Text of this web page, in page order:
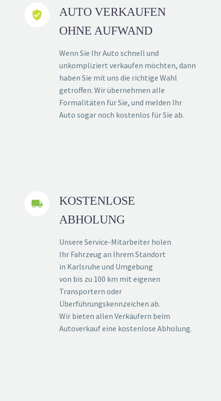


AUTO VERKAUFEN
OHNE AUFWAND
Wenn Sie Ihr Auto schnell und
unkompliziert verkaufen möchten, dann
haben Sie mit uns die richtige Wahl
getroffen. Wir übernehmen alle
Formalitäten für Sie, und melden Ihr
Auto sogar noch kostenlos für Sie ab.


KOSTENLOSE
ABHOLUNG
Unsere Service-Mitarbeiter holen
Ihr Fahrzeug an Ihrem Standort
in Karlsruhe und Umgebung
von bis zu 100 km mit eigenen
Transportern oder
Überführungskennzeichen ab.
Wir bieten allen Verkäufern beim
Autoverkauf eine kostenlose Abholung.